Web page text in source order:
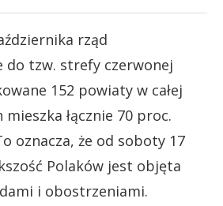
rząd
do tzw. strefy czerwonej
152 powiaty w całej
łącznie 70 proc.
oznacza, że od soboty 17
Polaków jest objęta
i obostrzeniami.